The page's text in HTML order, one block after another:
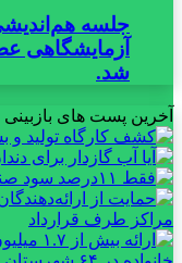
جلسه
آزمایشگاهی
شد.
آخرین پست های